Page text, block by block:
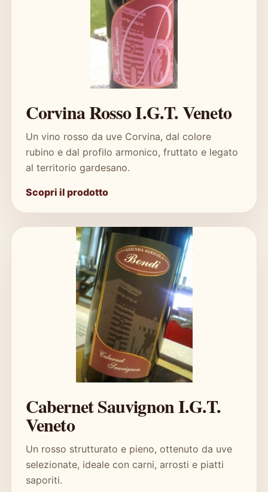
Corvina Rosso I.G.T. Veneto
Un vino rosso da uve Corvina, dal colore
rubino e dal profilo armonico, fruttato e legato
al territorio gardesano.
Scopri il prodotto
Cabernet Sauvignon I.G.T.
Veneto
Un rosso strutturato e pieno, ottenuto da uve
selezionate, ideale con carni, arrosti e piatti
saporiti.